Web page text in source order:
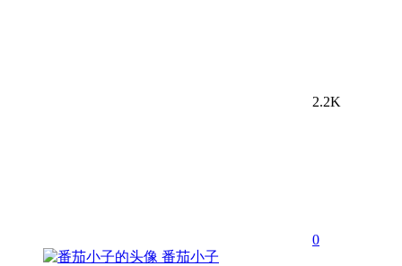
2.2K
0
番茄小子